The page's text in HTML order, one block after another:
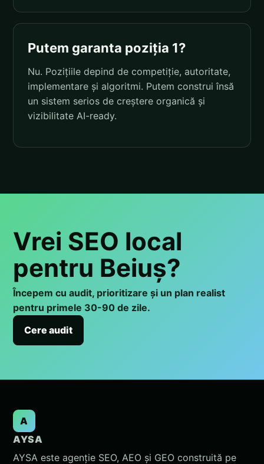
Putem garanta poziția 1?
Nu. Pozițiile depind de competiție, autoritate,
implementare și algoritmi. Putem construi însă
un sistem serios de creștere organică și
vizibilitate AI-ready.
Vrei SEO local
pentru Beiuș?
Începem cu audit, prioritizare și un plan realist
pentru primele 30-90 de zile.
Cere audit
A
AYSA
AYSA este agenție SEO, AEO și GEO construită pe